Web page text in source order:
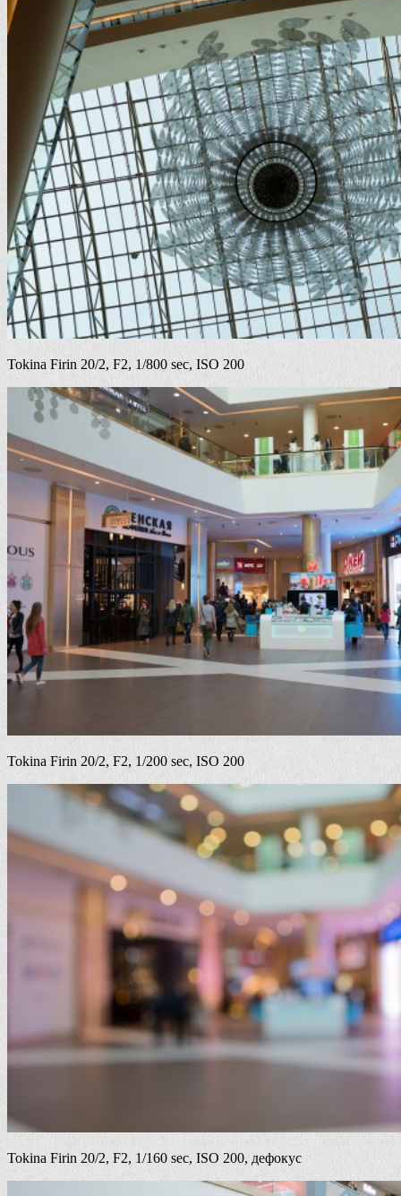
Tokina Firin 20/2, F2, 1/800 sec, ISO 200
Tokina Firin 20/2, F2, 1/200 sec, ISO 200
Tokina Firin 20/2, F2, 1/160 sec, ISO 200, дефокус